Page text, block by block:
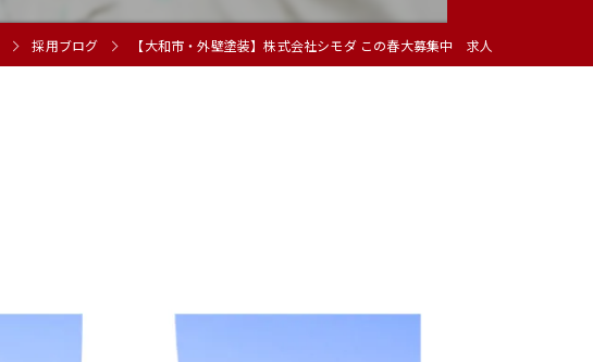
採用ブログ 【大和市・外壁塗装】株式会社シモダ この春大募集中 求人